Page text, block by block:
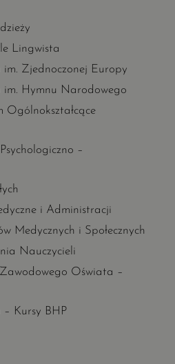
Lingwista
im. Zjednoczonej Europy
im. Hymnu Narodowego
Ogólnokształcące
–
i Administracji
Medycznych i Społecznych
Nauczycieli
Oświata –
Kursy BHP